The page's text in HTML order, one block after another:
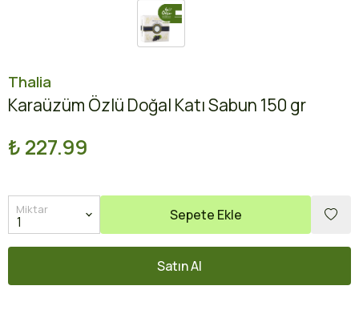
Thalia
Karaüzüm Özlü Doğal Katı Sabun 150 gr
₺ 227.99
Miktar Sepete Ekle
Satın Al